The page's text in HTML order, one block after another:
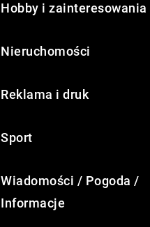
Hobby i zainteresowania
Nieruchomości
Reklama i druk
Sport
Wiadomości / Pogoda /
Informacje